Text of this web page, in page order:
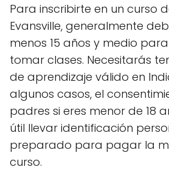
Para inscribirte en un curso
Evansville, generalmente
menos 15 años y medio
tomar clases. Necesitarás
de aprendizaje válido en
algunos casos, el
padres si eres menor de 18
útil llevar identificación
preparado para pagar la
curso.